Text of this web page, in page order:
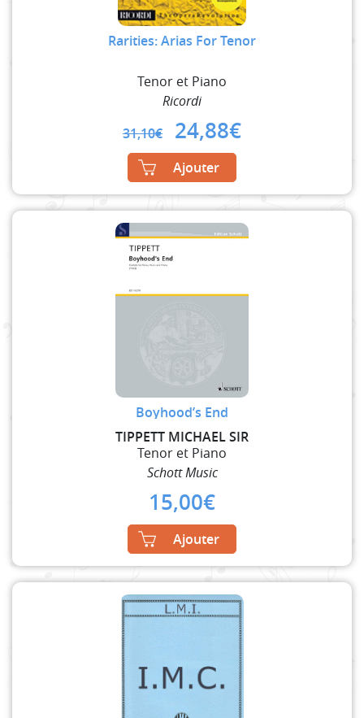
Rarities: Arias For Tenor
Tenor et Piano
Ricordi
31,10€ Original
price
was:
31,10€.
24,88€Current
24,88€.
Ajouter
Boyhood’s End
TIPPETT MICHAEL SIR
Tenor et Piano
Schott Music
15,00€
Ajouter